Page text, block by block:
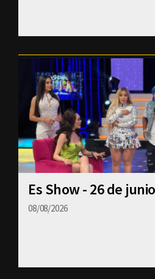
Es Show - 26 de
08/08/2026